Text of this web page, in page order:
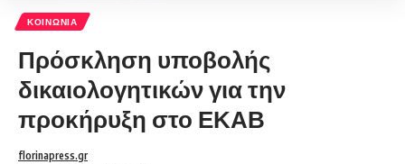
ΚΟΙΝΩΝΊΑ
Πρόσκληση υποβολής
δικαιολογητικών για την
προκήρυξη στο ΕΚΑΒ
florinapress.gr